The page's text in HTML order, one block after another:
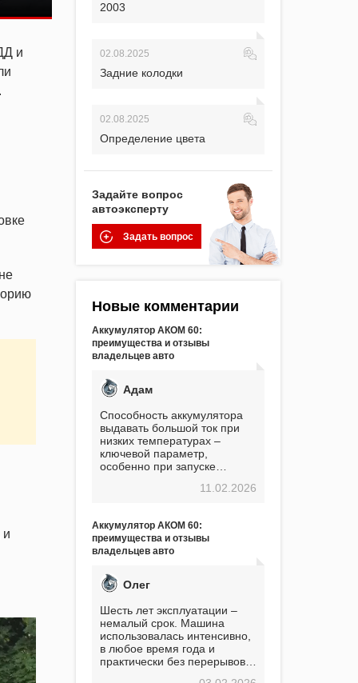
и
и
2003
02.08.2025
Задние колодки
02.08.2025
Определение цвета
Задайте вопрос
автоэксперту
Задать вопрос
Новые комментарии
Аккумулятор АКОМ 60:
преимущества и отзывы
владельцев авто
Адам
Способность аккумулятора
выдавать большой ток при
низких температурах –
ключевой параметр,
особенно при запуске
показывает, что данный
стоимость. Долго сомневался
перед приобретением, но в
итоге ни разу не пожалел.
вложение, избавляющее от
головной боли, связанной с
АКБ. Подтверждаю
11.02.2026
Аккумулятор АКОМ 60:
преимущества и отзывы
владельцев авто
Олег
Шесть лет эксплуатации –
немалый срок. Машина
использовалась интенсивно,
в любое время года и
практически без перерывов.